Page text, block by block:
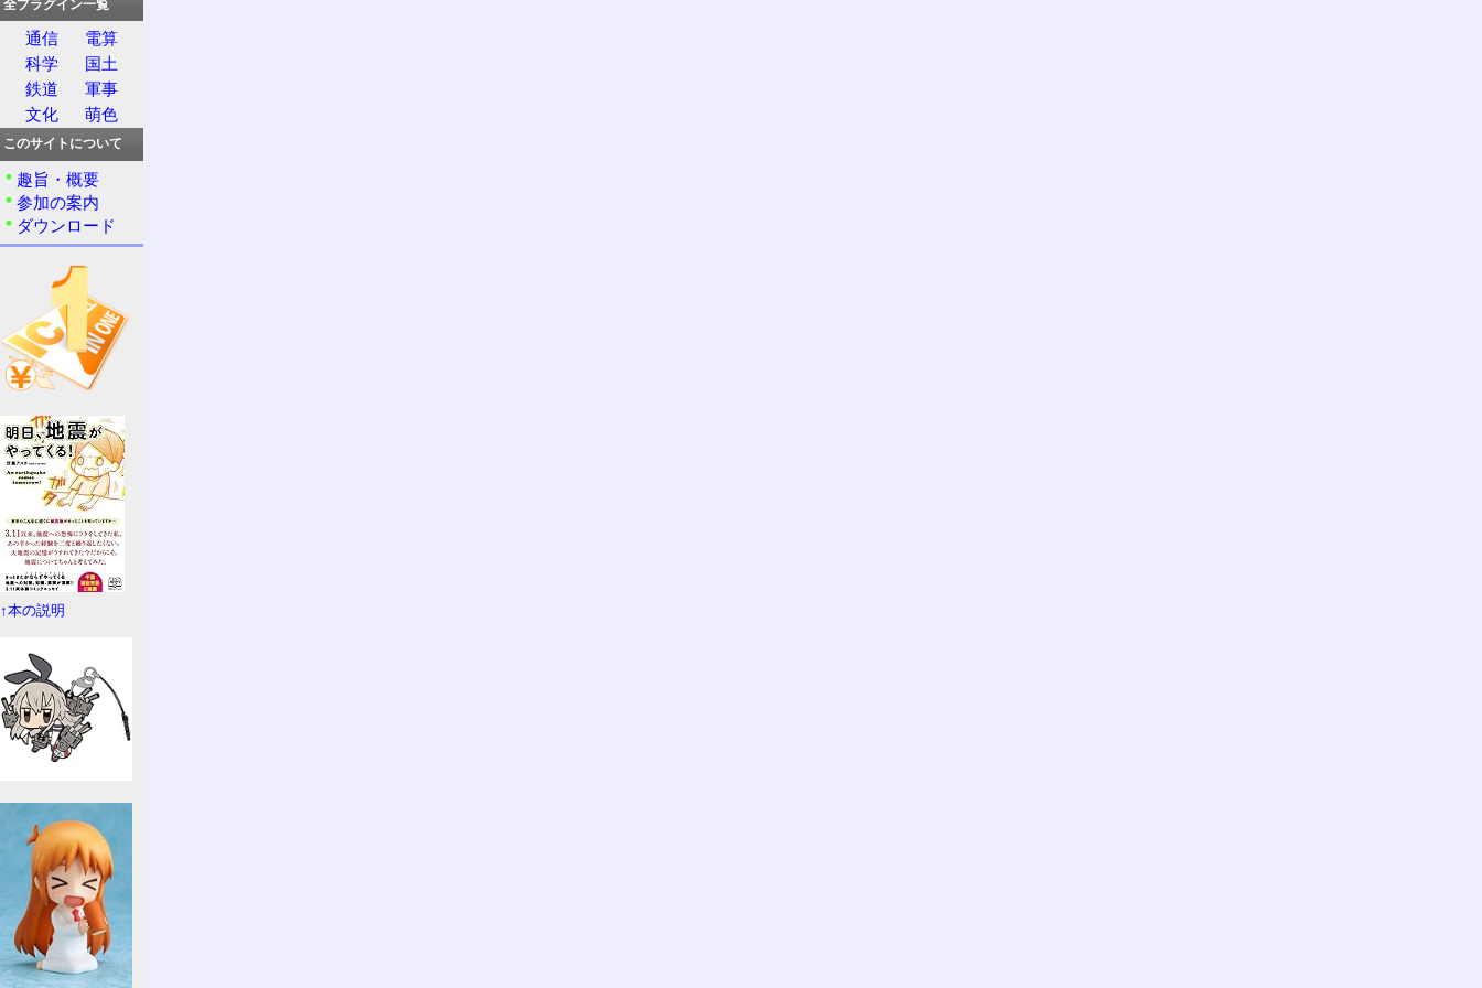
全プラグイン一覧
通信
電算
科学
国土
鉄道
軍事
文化
萌色
このサイトについて
趣旨・概要
参加の案内
ダウンロード
↑本の説明